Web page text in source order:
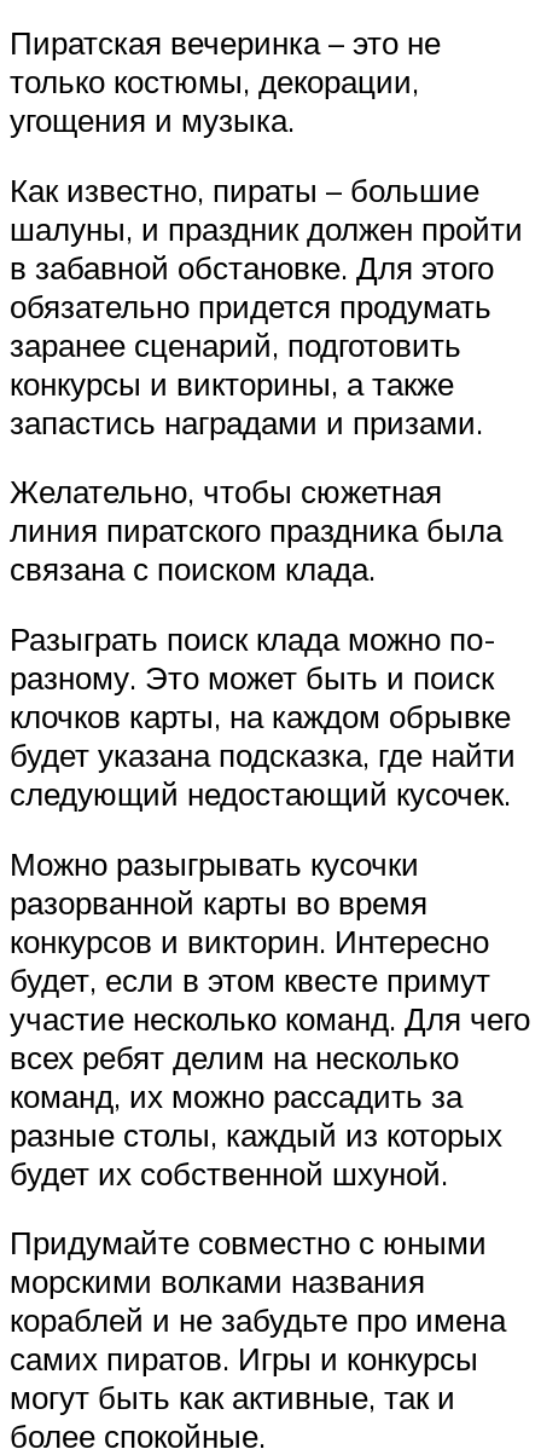
Пиратская вечеринка – это не
только костюмы, декорации,
угощения и музыка.
Как известно, пираты – большие
шалуны, и праздник должен пройти
в забавной обстановке. Для этого
обязательно придется продумать
заранее сценарий, подготовить
конкурсы и викторины, а также
запастись наградами и призами.
Желательно, чтобы сюжетная
линия пиратского праздника была
связана с поиском клада.
Разыграть поиск клада можно по-
разному. Это может быть и поиск
клочков карты, на каждом обрывке
будет указана подсказка, где найти
следующий недостающий кусочек.
Можно разыгрывать кусочки
разорванной карты во время
конкурсов и викторин. Интересно
будет, если в этом квесте примут
участие несколько команд. Для чего
всех ребят делим на несколько
команд, их можно рассадить за
разные столы, каждый из которых
будет их собственной шхуной.
Придумайте совместно с юными
морскими волками названия
кораблей и не забудьте про имена
самих пиратов. Игры и конкурсы
могут быть как активные, так и
более спокойные.